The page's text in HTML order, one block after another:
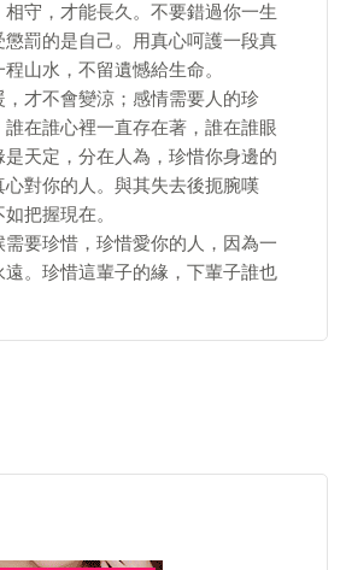
守，才能長久。不要錯過你一生
罰的是自己。用真心呵護一段真
山水，不留遺憾給生命。
，才不會變涼；感情需要人的珍
在誰心裡一直存在著，誰在誰眼
天定，分在人為，珍惜你身邊的
對你的人。與其失去後扼腕嘆
把握現在。
要珍惜，珍惜愛你的人，因為一
。珍惜這輩子的緣，下輩子誰也